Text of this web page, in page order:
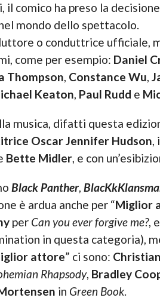
il comico ha preso la
mondo dello spettacolo.
o conduttrice ufficiale,
come per esempio: Daniel
Thompson, Constance Wu,
Keaton, Paul Rudd e
musica, difatti questa
Oscar Jennifer Hudson,
Bette Midler, e con
Black Panther,
è ardua anche per “Miglior
per Can you ever forgive me?,
in questa categoria),
attore” ci sono:
Rhapsody, Bradley
in Green Book.